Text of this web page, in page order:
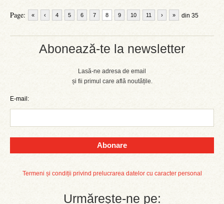
Abonează-te la newsletter
Lasă-ne adresa de email
și fii primul care află noutățile.
E-mail:
Abonare
Termeni și condiții privind prelucrarea datelor cu caracter personal
Urmărește-ne pe:
Page: « ‹ 4 5 6 7 8 9 10 11 din 35
› »